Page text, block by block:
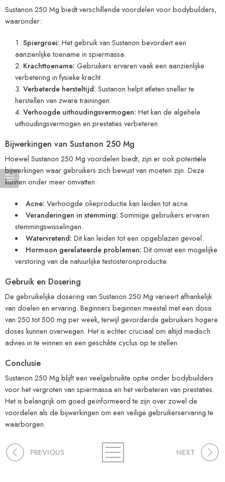
Sustanon 250 Mg biedt verschillende voordelen voor bodybuilders,
waaronder:
Spiergroei: Het gebruik van Sustanon bevordert een
aanzienlijke toename in spiermassa.
Krachttoename: Gebruikers ervaren vaak een aanzienlijke
verbetering in fysieke kracht.
Verbeterde hersteltijd: Sustanon helpt atleten sneller te
herstellen van zware trainingen.
Verhoogde uithoudingsvermogen: Het kan de algehele
uithoudingsvermogen en prestaties verbeteren.
Bijwerkingen van Sustanon 250 Mg
Hoewel Sustanon 250 Mg voordelen biedt, zijn er ook potentiële
bijwerkingen waar gebruikers zich bewust van moeten zijn. Deze
kunnen onder meer omvatten:
Acne: Verhoogde olieproductie kan leiden tot acne.
Veranderingen in stemming: Sommige gebruikers ervaren
stemmingswisselingen.
Watervretend: Dit kan leiden tot een opgeblazen gevoel.
Hormoon gerelateerde problemen: Dit omvat een mogelijke
verstoring van de natuurlijke testosteronproductie.
Gebruik en Dosering
De gebruikelijke dosering van Sustanon 250 Mg varieert afhankelijk
van doelen en ervaring. Beginners beginnen meestal met een dosis
van 250 tot 500 mg per week, terwijl gevorderde gebruikers hogere
doses kunnen overwegen. Het is echter cruciaal om altijd medisch
advies in te winnen en een geschikte cyclus op te stellen.
Conclusie
Sustanon 250 Mg blijft een veelgebruikte optie onder bodybuilders
voor het vergroten van spiermassa en het verbeteren van prestaties.
Het is belangrijk om goed geïnformeerd te zijn over zowel de
voordelen als de bijwerkingen om een veilige gebruikerservaring te
waarborgen.
PREVIOUS NEXT